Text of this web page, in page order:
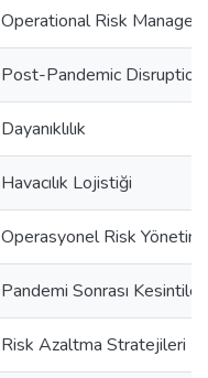
Operational Risk
Post-Pandemic
Dayanıklılık
Havacılık Lojistiği
Operasyonel Risk Yönetimi
Pandemi Sonrası Kesintiler
Risk Azaltma Stratejileri